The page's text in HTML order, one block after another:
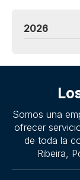
2026
Somos una
ofrecer
de toda la
Ribeira,